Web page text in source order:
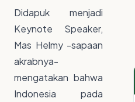
Didapuk menjadi
Keynote Speaker,
Mas Helmy -sapaan
akrabnya-
mengatakan bahwa
Indonesia pada